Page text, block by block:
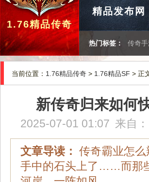
1.76精品传奇
精品发布网
热门标签： 传奇
当前位置： 1.76精品传奇 > 1.76精品SF > 正
新传奇归来如何
2025-07-01 01:07 来自：
文章导读： 传奇霸业怎
手中的石头上了……而那